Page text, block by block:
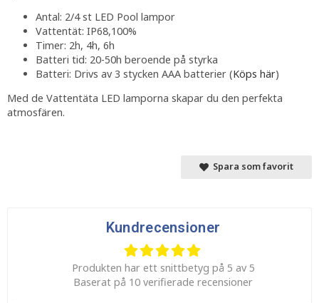
Antal: 2/4 st LED Pool lampor
Vattentät: IP68,100%
Timer: 2h, 4h, 6h
Batteri tid: 20-50h beroende på styrka
Batteri: Drivs av 3 stycken AAA batterier (Köps här)
Med de Vattentäta LED lamporna skapar du den perfekta
atmosfären.
Spara som favorit
Kundrecensioner
Produkten har ett snittbetyg på 5 av 5
Baserat på 10 verifierade recensioner